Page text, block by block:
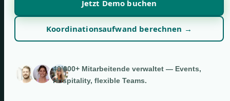
Jetzt Demo buchen
Koordinationsaufwand berechnen →
40’000+ Mitarbeitende verwaltet — Events,
Hospitality, flexible Teams.